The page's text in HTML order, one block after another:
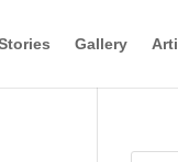
Gallery